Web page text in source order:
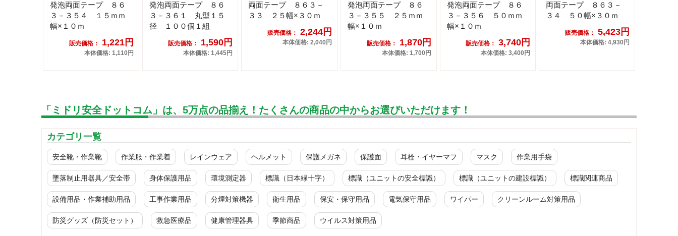
発泡両面テープ ８６
３－３５４ １５ｍｍ
幅×１０ｍ
販売価格： 1,221円
本体価格: 1,110円
発泡両面テープ ８６
３－３６１ 丸型１５
径 １００個１組
販売価格： 1,590円
本体価格: 1,445円
両面テープ ８６３－
３３ ２５幅×３０ｍ
販売価格： 2,244円
本体価格: 2,040円
発泡両面テープ ８６
３－３５５ ２５ｍｍ
幅×１０ｍ
販売価格： 1,870円
本体価格: 1,700円
発泡両面テープ ８６
３－３５６ ５０ｍｍ
幅×１０ｍ
販売価格： 3,740円
本体価格: 3,400円
両面テープ ８６３－
３４ ５０幅×３０ｍ
販売価格： 5,423円
本体価格: 4,930円
「ミドリ安全ドットコム」は、5万点の品揃え！たくさんの商品の中からお選びいただけます！
カテゴリ一覧
安全靴・作業靴 作業服・作業着 レインウェア ヘルメット 保護メガネ 保護面 耳栓・イヤーマフ マスク 作業用手袋
墜落制止用器具／安全帯 身体保護用品 環境測定器 標識（日本緑十字） 標識（ユニットの安全標識） 標識（ユニットの建設標識） 標識関連商品
設備用品・作業補助用品 工事作業用品 分煙対策機器 衛生用品 保安・保守用品 電気保守用品 ワイパー クリーンルーム対策用品
防災グッズ（防災セット） 救急医療品 健康管理器具 季節商品 ウイルス対策用品